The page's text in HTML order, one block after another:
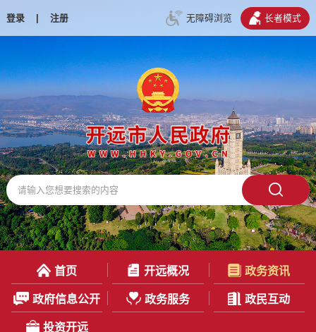
登录 | 注册 无障碍浏览 长者模式
首页 开远概况 政务资讯
政府信息公开 政务服务 政民互动
投资开远